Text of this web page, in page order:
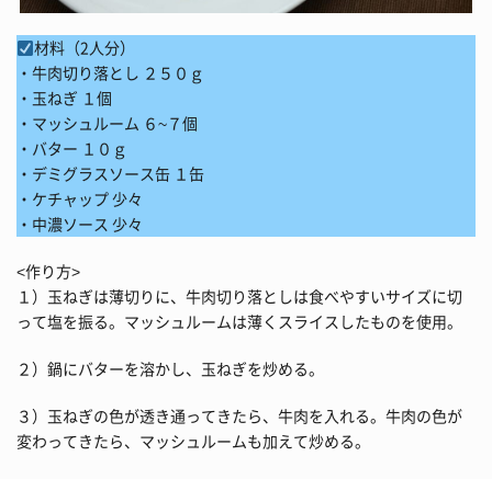
材料（2人分）
・牛肉切り落とし ２５０ｇ
・玉ねぎ １個
・マッシュルーム ６~７個
・バター １０ｇ
・デミグラスソース缶 １缶
・ケチャップ 少々
・中濃ソース 少々
<作り方>
１）玉ねぎは薄切りに、牛肉切り落としは食べやすいサイズに切
って塩を振る。マッシュルームは薄くスライスしたものを使用。
２）鍋にバターを溶かし、玉ねぎを炒める。
３）玉ねぎの色が透き通ってきたら、牛肉を入れる。牛肉の色が
変わってきたら、マッシュルームも加えて炒める。